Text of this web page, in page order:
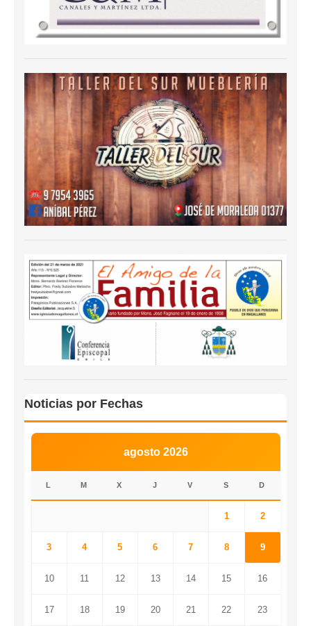
Noticias por Fechas
agosto 2026
L M X J V S D
1 2
3 4 5 6 7 8 9
10 11 12 13 14 15 16
17 18 19 20 21 22 23